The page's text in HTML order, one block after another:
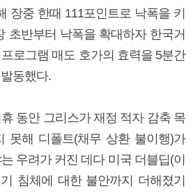
장중 한때 111포인트로 낙폭을 키
초반부터 낙폭을 확대하자 한국거
로그램 매도 호가의 효력을 5분간
동했다.
동안 그리스가 재정 적자 감축 목
못해 디폴트(채무 상환 불이행)가
우려가 커진 데다 미국 더블딥(이
침체에 대한 불안까지 더해졌기